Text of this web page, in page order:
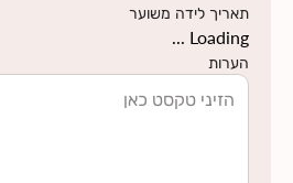
תאריך לידה משוער
Loading ...
הערות